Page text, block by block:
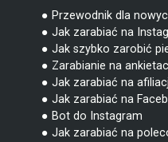
● Przewodnik dla
● Jak zarabiać na
● Jak szybko zarobić
● Zarabianie na
● Jak zarabiać na
● Jak zarabiać na
● Bot do Instagram
● Jak zarabiać na